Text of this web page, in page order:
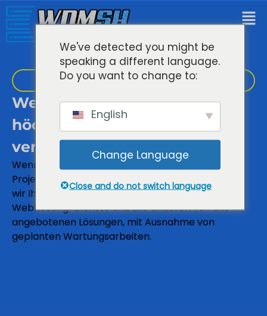
Leistungsstarkes Website-Hosting
Webhosting-Dienste von
höchster Qualität, denen Sie
vertrauen können
Wenn Sie uns Ihre Geschäfts- und
Projektanforderungen anvertrauen, versprechen
wir Ihnen eine Betriebszeit von 99,9% für unsere
Webhosting-Dienste und alle anderen von uns
angebotenen Lösungen, mit Ausnahme von
geplanten Wartungsarbeiten.
We've detected you might be
speaking a different language.
Do you want to change to:
English
Change Language
Close and do not switch language